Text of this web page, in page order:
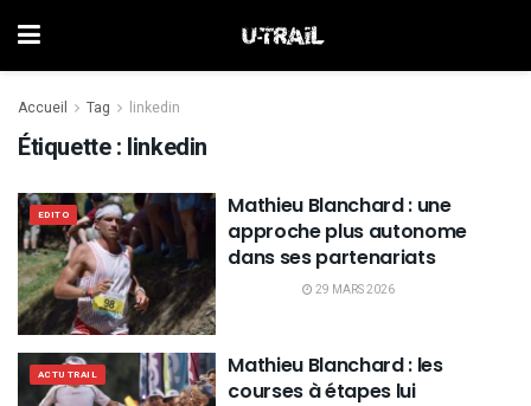
Accueil Tag linkedin
Étiquette : linkedin
EDITO
Mathieu Blanchard : une
approche plus autonome
dans ses partenariats
29 MARS 2026
ACTU TRAIL
Mathieu Blanchard : les
courses à étapes lui